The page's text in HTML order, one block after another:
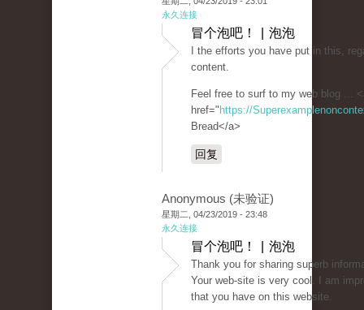
永久连接
冒个泡吧！ | 泡泡
I the efforts you have put in this,
content.
Feel free to surf to my web blog ...
href=" https://
Bread</a>
回复
Anonymous (未验证)
星期二, 04/23/2019 - 23:48
永久连接
冒个泡吧！ | 泡泡
Thank you for sharing superb
Your web-site is very cool. I am
that you have on this website.